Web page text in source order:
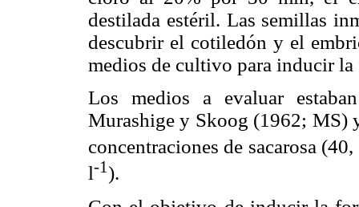
destilada estéril. Las semillas
descubrir el cotiledón y el
medios de cultivo para inducir
Los medios a evaluar
Murashige y Skoog (1962; MS)
concentraciones de sacarosa
l-1).